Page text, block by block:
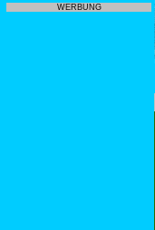
WERBUNG